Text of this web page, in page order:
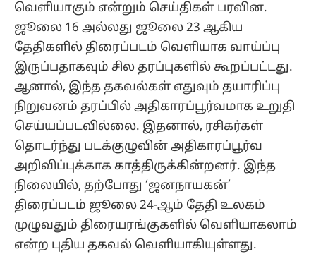
வெளியாகும் என்றும் செய்திகள் பரவின.
ஜூலை 16 அல்லது ஜூலை 23 ஆகிய
தேதிகளில் திரைப்படம் வெளியாக வாய்ப்பு
இருப்பதாகவும் சில தரப்புகளில் கூறப்பட்டது.
ஆனால், இந்த தகவல்கள் எதுவும் தயாரிப்பு
நிறுவனம் தரப்பில் அதிகாரப்பூர்வமாக உறுதி
செய்யப்படவில்லை. இதனால், ரசிகர்கள்
தொடர்ந்து படக்குழுவின் அதிகாரப்பூர்வ
அறிவிப்புக்காக காத்திருக்கின்றனர். இந்த
நிலையில், தற்போது ‘ஜனநாயகன்’
திரைப்படம் ஜூலை 24-ஆம் தேதி உலகம்
முழுவதும் திரையரங்குகளில் வெளியாகலாம்
என்ற புதிய தகவல் வெளியாகியுள்ளது.